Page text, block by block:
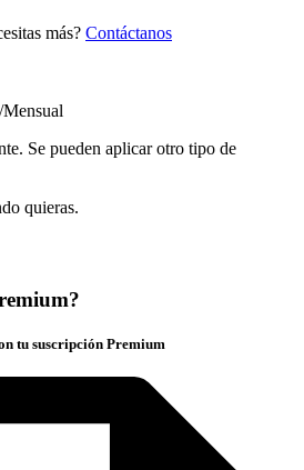
más? Contáctanos
/Mensual
Se pueden aplicar otro tipo de
quieras.
tu suscripción Premium